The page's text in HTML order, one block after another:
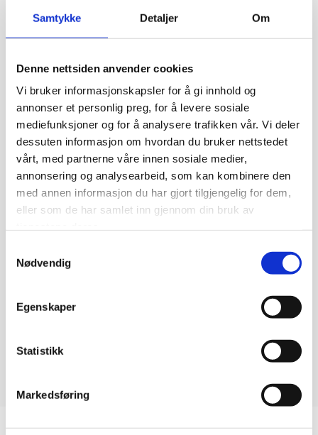
Samtykke Detaljer Om
Denne nettsiden anvender cookies
Vi bruker informasjonskapsler for å gi innhold og
annonser et personlig preg, for å levere sosiale
mediefunksjoner og for å analysere trafikken vår. Vi deler
dessuten informasjon om hvordan du bruker nettstedet
vårt, med partnerne våre innen sosiale medier,
annonsering og analysearbeid, som kan kombinere den
med annen informasjon du har gjort tilgjengelig for dem,
eller som de har samlet inn gjennom din bruk av
Nødvendig
Egenskaper
Statistikk
Markedsføring
Cervantes
Stort soverom med lesehjørne, tekjøkken, lite kjøleskap,
garderobe, bad med dusj og hjørnebadekar, stor privat
terrasse med utsikt mot hagen og Granada.
Med møbler i varme farger, vil du umiddelbart føle deg
sittemøbler, og du har også tilgang til stuer/bibliotek og
et stort kjøkken for å tilberede mat eller nyte ferdige
Flere bilder fra rommene